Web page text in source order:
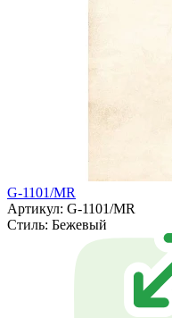
G-1101/MR
Артикул: G-1101/MR
Стиль: Бежевый